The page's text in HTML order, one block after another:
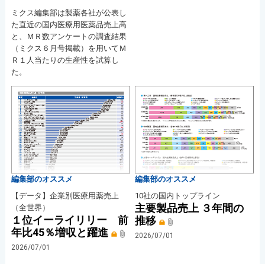
ミクス編集部は製薬各社が公表し
た直近の国内医療用医薬品売上高
と、ＭＲ数アンケートの調査結果
（ミクス６月号掲載）を用いてＭ
Ｒ１人当たりの生産性を試算し
た。
編集部のオススメ
【データ】企業別医療用薬売上
（全世界）
１位イーライリリー 前
年比45％増収と躍進
2026/07/01
編集部のオススメ
10社の国内トップライン
主要製品売上 ３年間の
推移
2026/07/01